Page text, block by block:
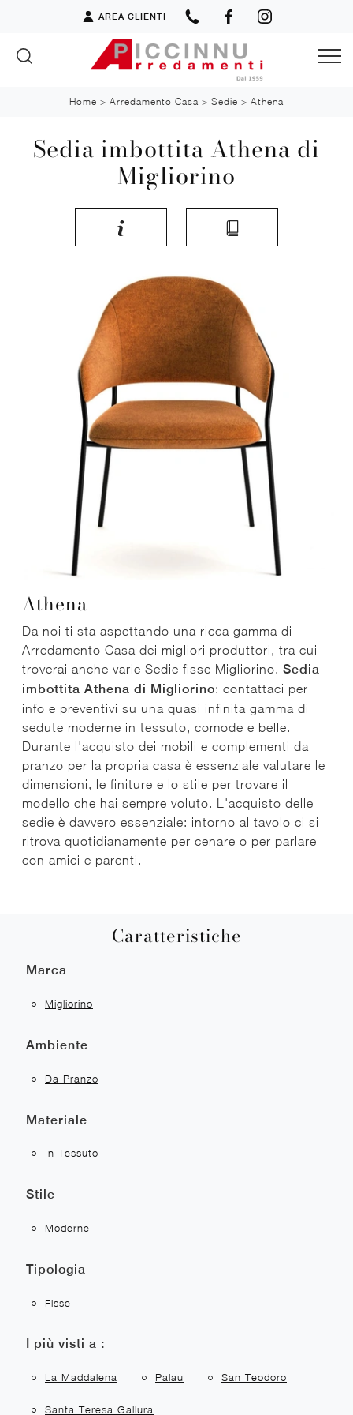
AREA CLIENTI
Home > Arredamento Casa > Sedie > Athena
Sedia imbottita Athena di
Migliorino
Athena
Da noi ti sta aspettando una ricca gamma di
Arredamento Casa dei migliori produttori, tra cui
troverai anche varie Sedie fisse Migliorino. Sedia
imbottita Athena di Migliorino: contattaci per
info e preventivi su una quasi infinita gamma di
sedute moderne in tessuto, comode e belle.
Durante l'acquisto dei mobili e complementi da
pranzo per la propria casa è essenziale valutare le
dimensioni, le finiture e lo stile per trovare il
modello che hai sempre voluto. L'acquisto delle
sedie è davvero essenziale: intorno al tavolo ci si
ritrova quotidianamente per cenare o per parlare
con amici e parenti.
Caratteristiche
Marca
Migliorino
Ambiente
Da Pranzo
Materiale
In Tessuto
Stile
Moderne
Tipologia
Fisse
I più visti a :
La Maddalena Palau San Teodoro
Santa Teresa Gallura